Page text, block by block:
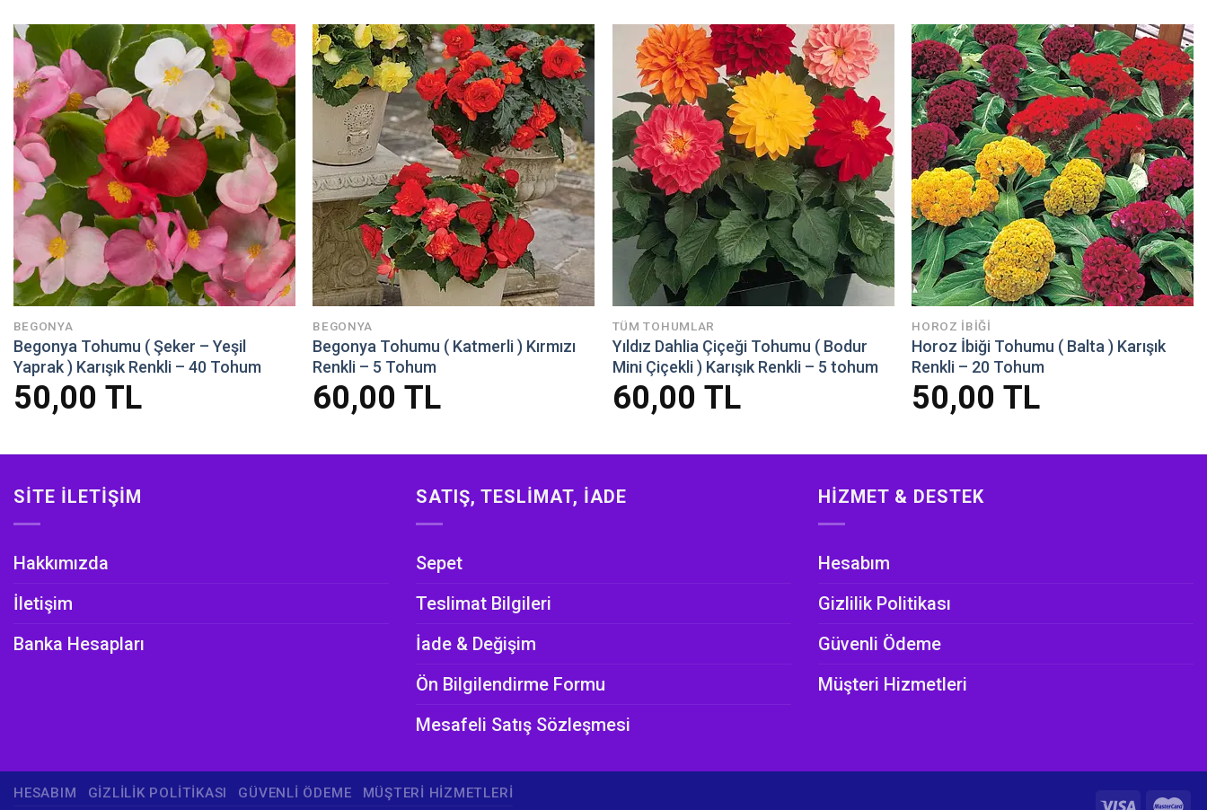
BEGONYA
Begonya Tohumu ( Şeker – Yeşil
Yaprak ) Karışık Renkli – 40 Tohum
50,00 TL
BEGONYA
Begonya Tohumu ( Katmerli ) Kırmızı
Renkli – 5 Tohum
60,00TL
TÜM TOHUMLAR
Yıldız Dahlia Çiçeği Tohumu ( Bodur
Mini Çiçekli ) Karışık Renkli – 5 tohum
60,00 TL
HOROZ İBIĞI
Horoz İbiği Tohumu ( Balta ) Karışık
Renkli – 20 Tohum
50,00TL
SITE İLETIŞIM
Hakkımızda
İletişim
Banka Hesapları
SATIŞ, TESLIMAT, İADE
Sepet
Teslimat Bilgileri
İade & Değişim
Ön Bilgilendirme Formu
Mesafeli Satış Sözleşmesi
HIZMET & DESTEK
Hesabım
Gizlilik Politikası
Güvenli Ödeme
Müşteri Hizmetleri
HESABIM GIZLILIK POLITIKASI GÜVENLI ÖDEME MÜŞTERI HIZMETLERI